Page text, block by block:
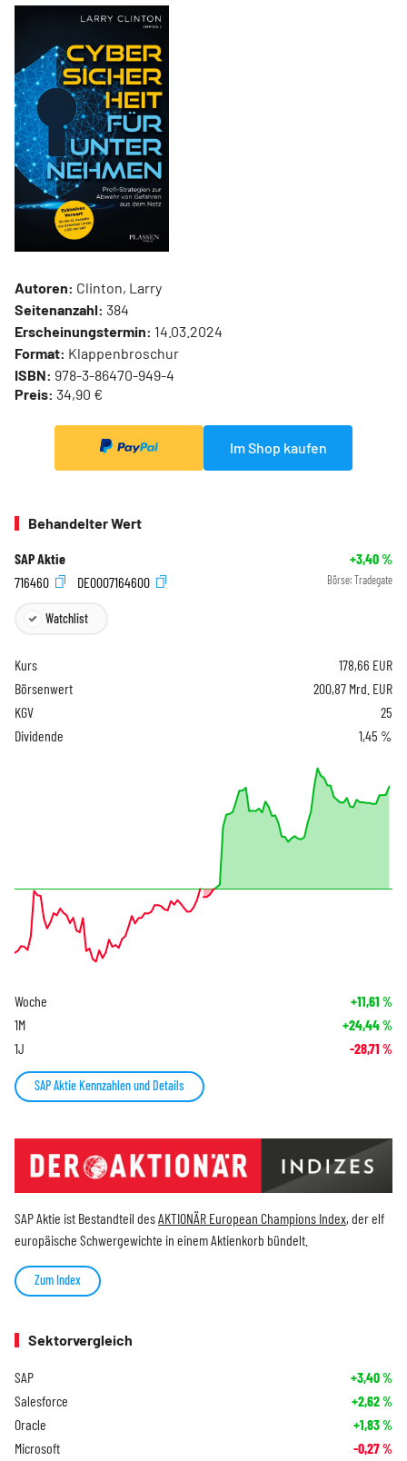
Autoren: Clinton, Larry
Seitenanzahl: 384
Erscheinungstermin: 14.03.2024
Format: Klappenbroschur
ISBN: 978-3-86470-949-4
Preis: 34,90 €
Im Shop kaufen
Behandelter Wert
SAP Aktie +3,40%
716460
DE0007164600 Börse: Tradegate
Watchlist
Kurs 178,66 EUR
Börsenwert
200,87 Mrd. EUR
KGV
25
Dividende
1,45 %
Woche +11,61 %
1M +24,44%
1J -28,71 %
SAP Aktie Kennzahlen und Details
SAP Aktie ist Bestandteil desAKTIONÄR European Champions Index, der elf
europäische Schwergewichte in einem Aktienkorb bündelt.
Zum Index
Sektorvergleich
SAP +3,40%
Salesforce +2,62%
Oracle +1,83%
Microsoft -0,27%